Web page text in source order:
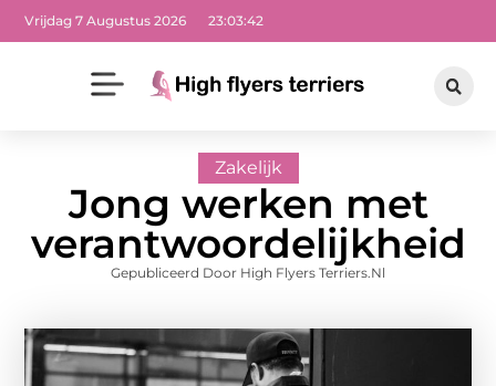
Vrijdag 7 Augustus 2026 23:03:43
Zakelijk
Jong werken met
verantwoordelijkheid
Gepubliceerd Door High Flyers Terriers.nl